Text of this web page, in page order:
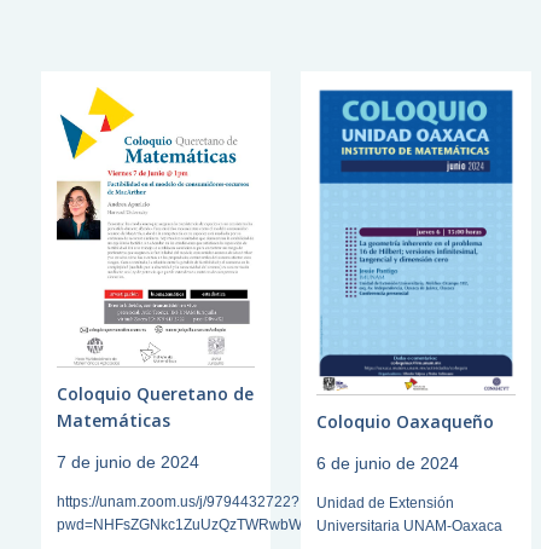
Coloquio Queretano de
Matemáticas
7 de junio de 2024
https://unam.zoom.us/j/9794432722?
pwd=NHFsZGNkc1ZuUzQzTWRwbWI5djM0Zz0
Coloquio Oaxaqueño
6 de junio de 2024
Unidad de Extensión
Universitaria UNAM-Oaxaca